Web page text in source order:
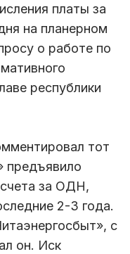
платы за
на планерном
о работе по
республики
тот
предъявило
за ОДН,
2-3 года.
с
он. Иск